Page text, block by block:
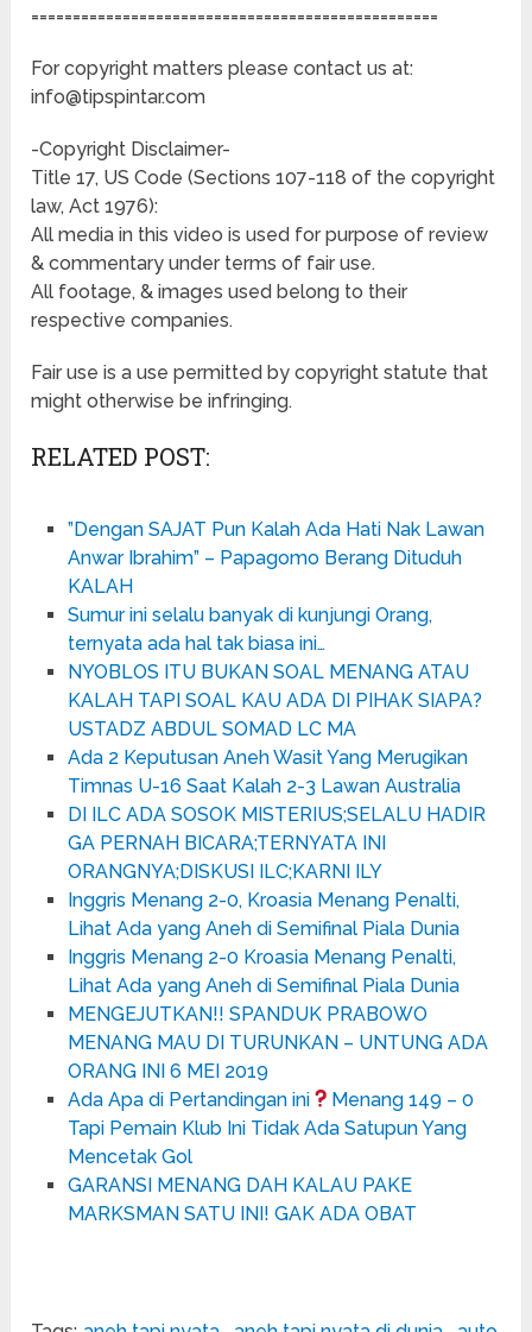
=================================================
For copyright matters please contact us at:
info@tipspintar.com
-Copyright Disclaimer-
Title 17, US Code (Sections 107-118 of the copyright
law, Act 1976):
All media in this video is used for purpose of review
& commentary under terms of fair use.
All footage, & images used belong to their
respective companies.
Fair use is a use permitted by copyright statute that
might otherwise be infringing.
RELATED POST:
”Dengan SAJAT Pun Kalah Ada Hati Nak Lawan
Anwar Ibrahim” – Papagomo Berang Dituduh
KALAH
Sumur ini selalu banyak di kunjungi Orang,
ternyata ada hal tak biasa ini…
NYOBLOS ITU BUKAN SOAL MENANG ATAU
KALAH TAPI SOAL KAU ADA DI PIHAK SIAPA?
USTADZ ABDUL SOMAD LC MA
Ada 2 Keputusan Aneh Wasit Yang Merugikan
Timnas U-16 Saat Kalah 2-3 Lawan Australia
DI ILC ADA SOSOK MISTERIUS;SELALU HADIR
GA PERNAH BICARA;TERNYATA INI
ORANGNYA;DISKUSI ILC;KARNI ILY
Inggris Menang 2-0, Kroasia Menang Penalti,
Lihat Ada yang Aneh di Semifinal Piala Dunia
Inggris Menang 2-0 Kroasia Menang Penalti,
Lihat Ada yang Aneh di Semifinal Piala Dunia
MENGEJUTKAN!! SPANDUK PRABOWO
MENANG MAU DI TURUNKAN – UNTUNG ADA
ORANG INI 6 MEI 2019
Ada Apa di Pertandingan ini
Menang 149 – 0
Tapi Pemain Klub Ini Tidak Ada Satupun Yang
Mencetak Gol
GARANSI MENANG DAH KALAU PAKE
MARKSMAN SATU INI! GAK ADA OBAT